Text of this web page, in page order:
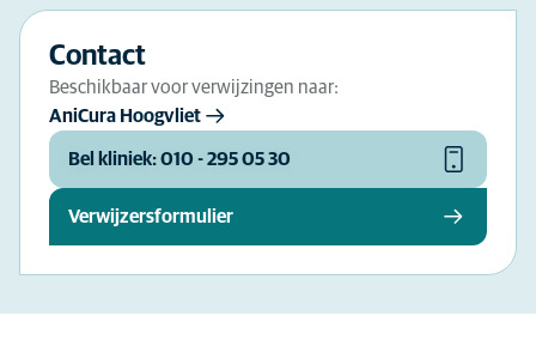
Contact
Beschikbaar voor verwijzingen naar:
AniCura Hoogvliet
Bel kliniek: 010 - 295 05 30
Verwijzersformulier